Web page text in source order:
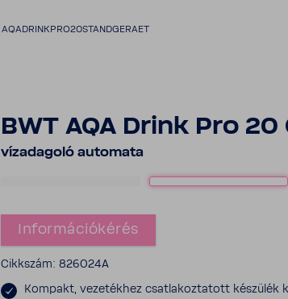
AQADRINKPRO20STANDGERAET
BWT AQA Drink Pro 20
vízada­goló auto­mata
Infor­má­ció­kérés
Cikk­szám: 826024A
Kompakt, veze­tékhez csat­la­koz­ta­tott készülék